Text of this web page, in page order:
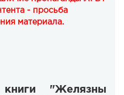
- просьба
материала.
книги "Желязны